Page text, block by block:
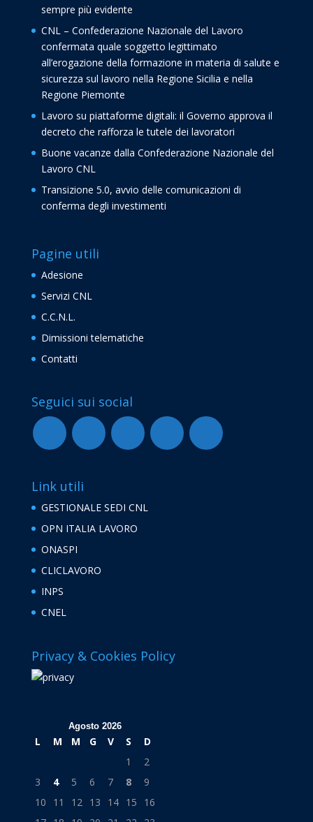
sempre più evidente
CNL – Confederazione Nazionale del Lavoro
confermata quale soggetto legittimato
all’erogazione della formazione in materia di salute e
sicurezza sul lavoro nella Regione Sicilia e nella
Regione Piemonte
Lavoro su piattaforme digitali: il Governo approva il
decreto che rafforza le tutele dei lavoratori
Buone vacanze dalla Confederazione Nazionale del
Lavoro CNL
Transizione 5.0, avvio delle comunicazioni di
conferma degli investimenti
Pagine utili
Adesione
Servizi CNL
C.C.N.L.
Dimissioni telematiche
Contatti
Seguici sui social
Link utili
GESTIONALE SEDI CNL
OPN ITALIA LAVORO
ONASPI
CLICLAVORO
INPS
CNEL
Privacy & Cookies Policy
Agosto 2026
L M M G V S
D
1
2
3
4 5 6 7 8
9
10
11 12 13 14 15
16